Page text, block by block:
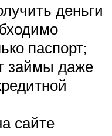
деньги
паспорт;
займы даже
сайте